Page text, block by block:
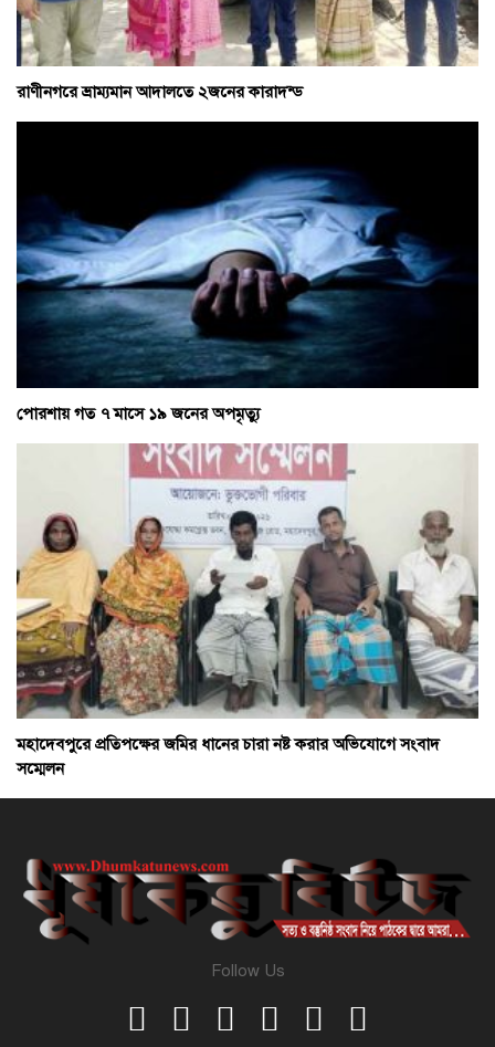
রাণীনগরে ভ্রাম্যমান আদালতে ২জনের কারাদন্ড
পোরশায় গত ৭ মাসে ১৯ জনের অপমৃত্যু
মহাদেবপুরে প্রতিপক্ষের জমির ধানের চারা নষ্ট করার অভিযোগে সংবাদ
সম্মেলন
Follow Us